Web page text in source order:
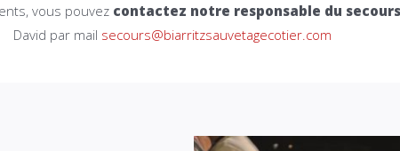
vous pouvez contactez notre responsable du
David par mail secours@biarritzsauvetagecotier.com